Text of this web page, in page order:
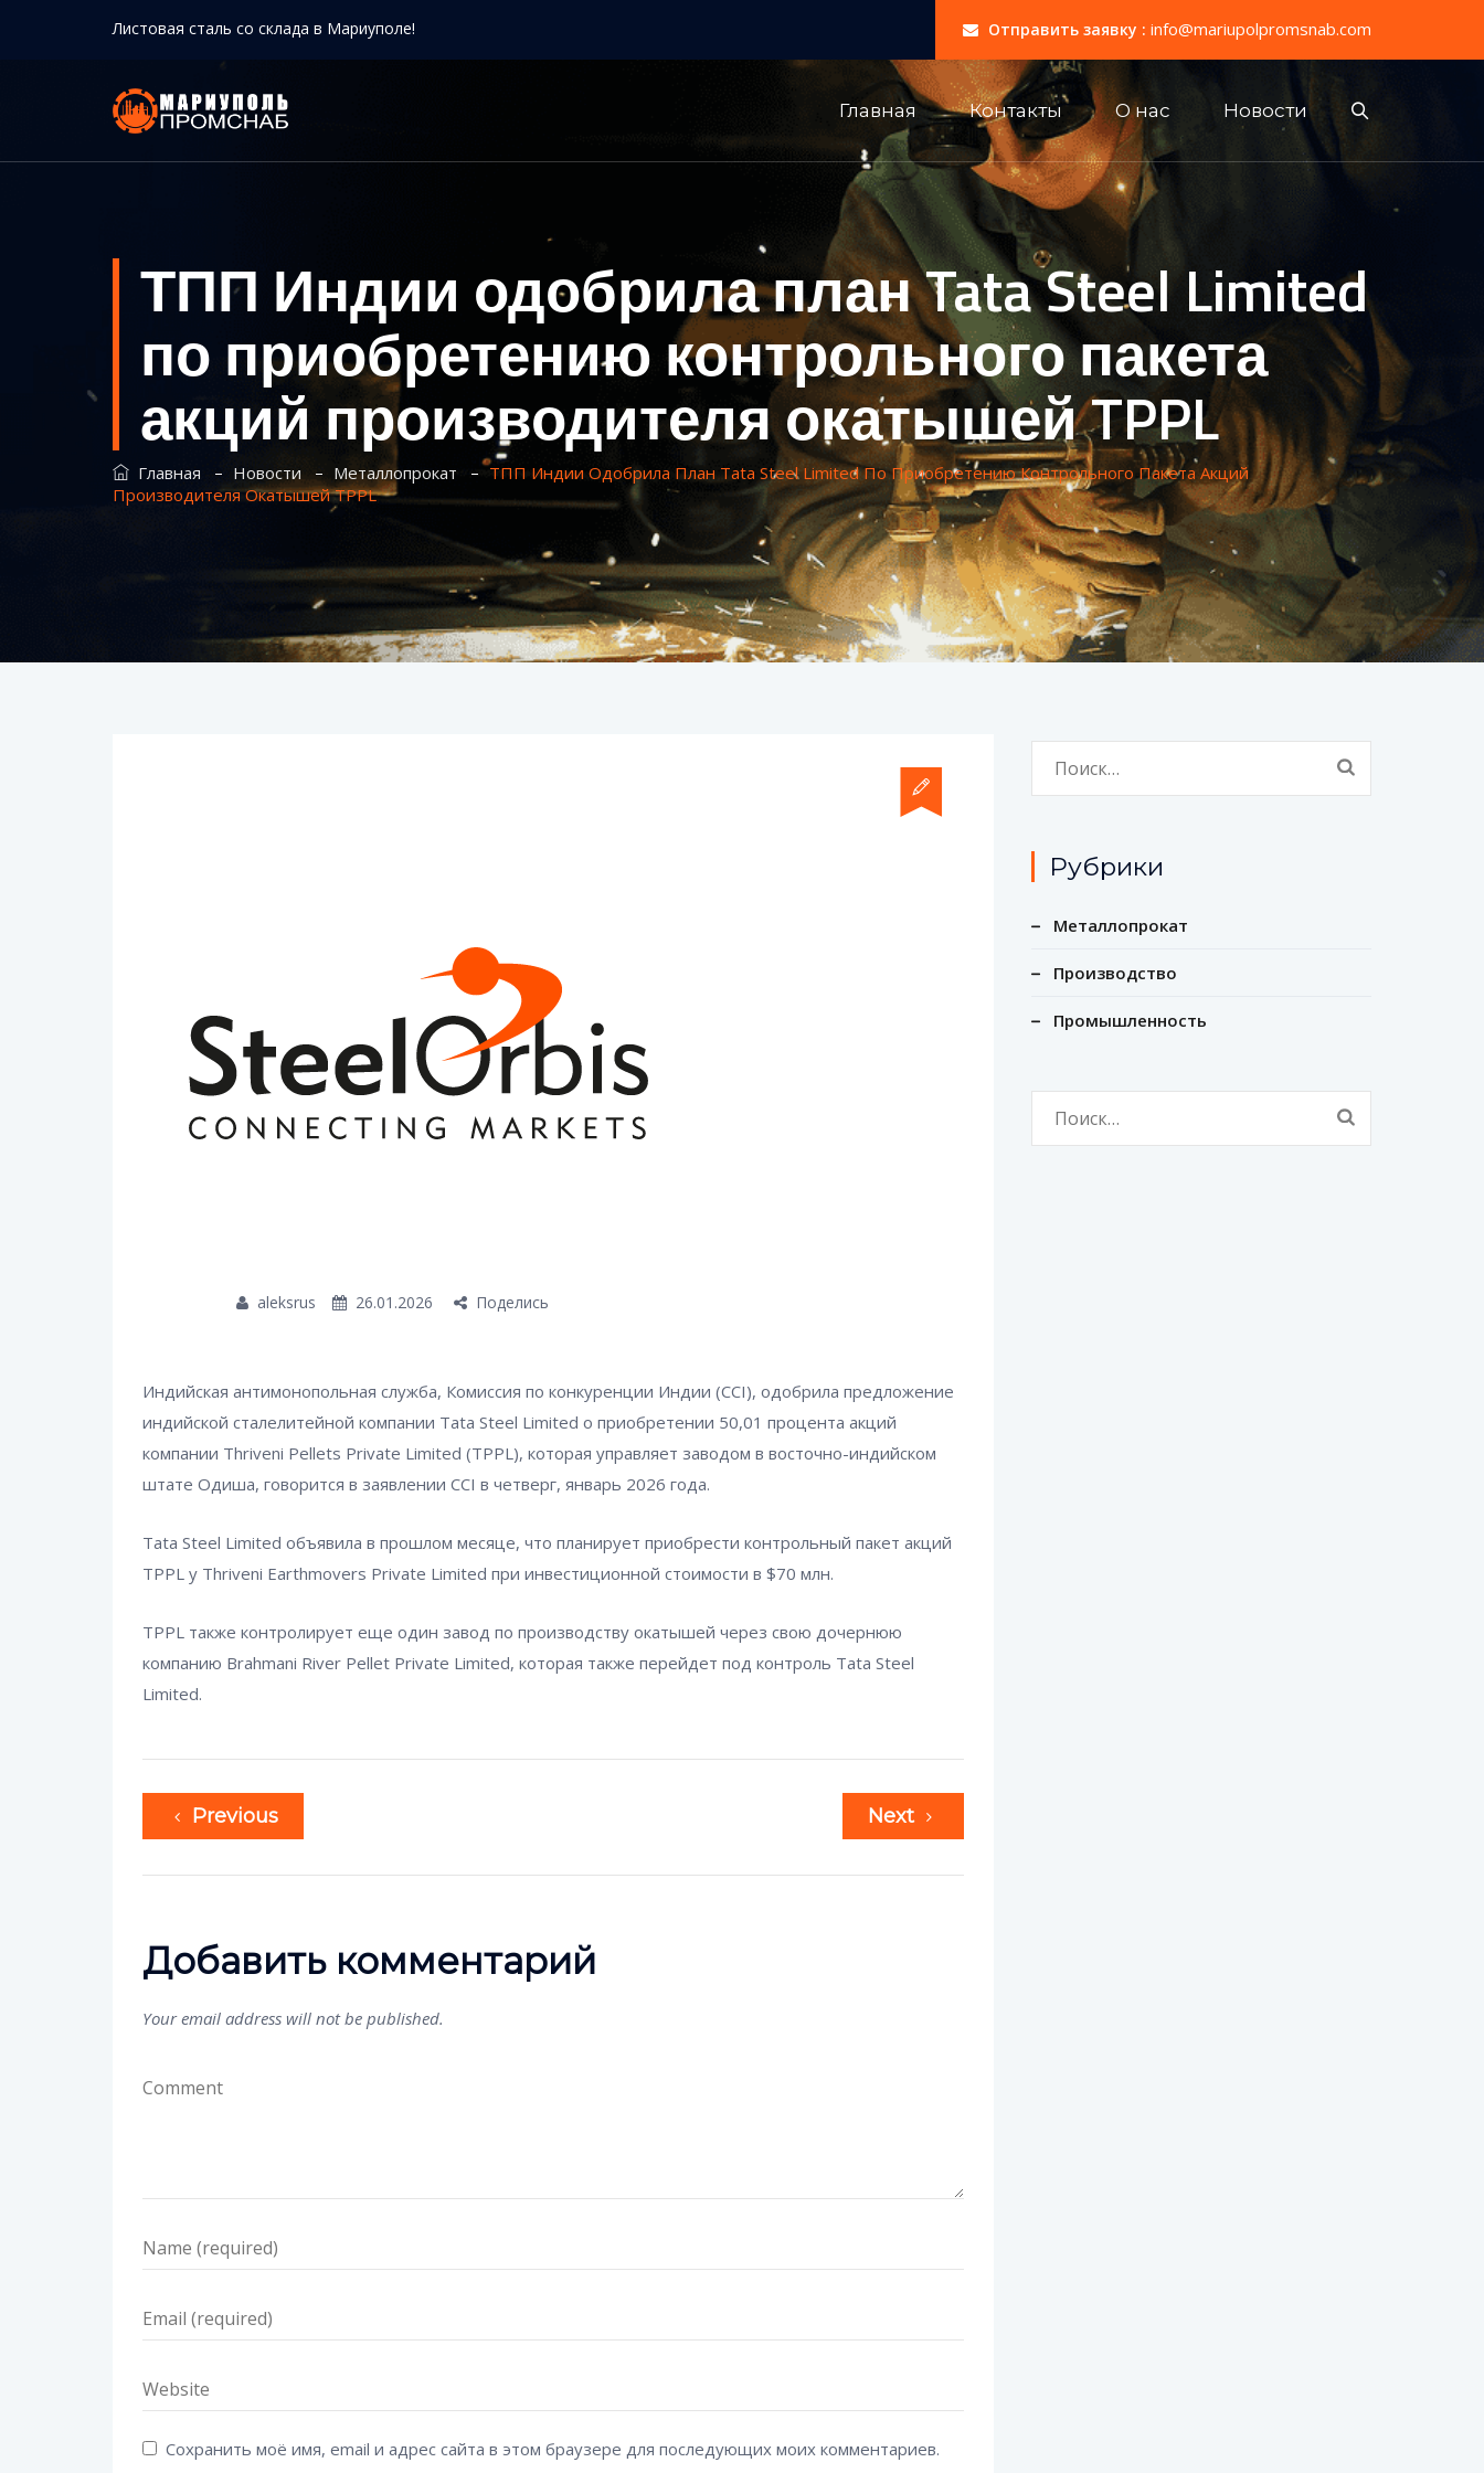
Листовая сталь со склада в Мариуполе! Отправить заявку : info@mariupolpromsnab.com
Главная Контакты О нас Новости
ТПП Индии одобрила план Tata Steel Limited
по приобретению контрольного пакета
акций производителя окатышей TPPL
Главная – Новости – Металлопрокат –ТПП Индии Одобрила План Tata Steel Limited По Приобретению Контрольного Пакета Акций
Производителя Окатышей TPPL
aleksrus 26.01.2026 Поделись
Индийская антимонопольная служба, Комиссия по конкуренции Индии (CCI), одобрила предложение
индийской сталелитейной компании Tata Steel Limited о приобретении 50,01 процента акций
компании Thriveni Pellets Private Limited (TPPL), которая управляет заводом в восточно-индийском
штате Одиша, говорится в заявлении CCI в четверг, январь 2026 года.
Tata Steel Limited объявила в прошлом месяце, что планирует приобрести контрольный пакет акций
TPPL у Thriveni Earthmovers Private Limited при инвестиционной стоимости в $70 млн.
TPPL также контролирует еще один завод по производству окатышей через свою дочернюю
компанию Brahmani River Pellet Private Limited, которая также перейдет под контроль Tata Steel
Limited.
Previous Next
Добавить комментарий
Your email address will not be published.
Сохранить моё имя, email и адрес сайта в этом браузере для последующих моих комментариев.
Рубрики
Металлопрокат
Производство
Промышленность